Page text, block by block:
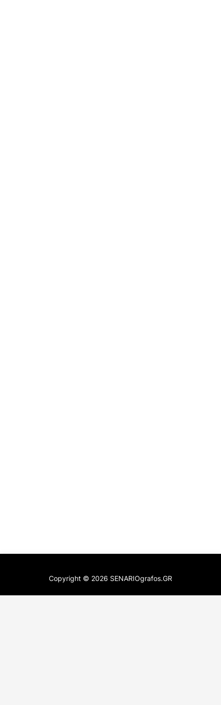
Copyright © 2026 SENARIOgrafos.GR